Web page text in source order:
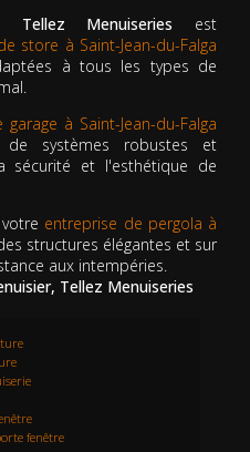
Tellez Menuiseries est
store à Saint-Jean-du-Falga
à tous les types de
à Saint-Jean-du-Falga
systèmes robustes et
sécurité et l'esthétique de
entreprise de pergola à
structures élégantes et sur
aux intempéries.
Tellez Menuiseries
fenêtre